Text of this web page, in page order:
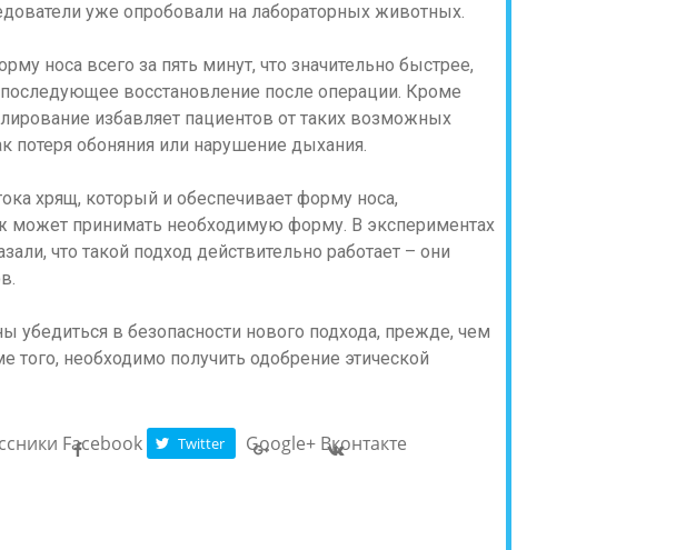
уже опробовали на лабораторных животных.
носа всего за пять минут, что значительно быстрее,
восстановление после операции. Кроме
избавляет пациентов от таких возможных
потеря обоняния или нарушение дыхания.
хрящ, который и обеспечивает форму носа,
может принимать необходимую форму. В экспериментах
что такой подход действительно работает – они
убедиться в безопасности нового подхода, прежде, чем
того, необходимо получить одобрение этической
Facebook Twitter Google+ Вконтакте